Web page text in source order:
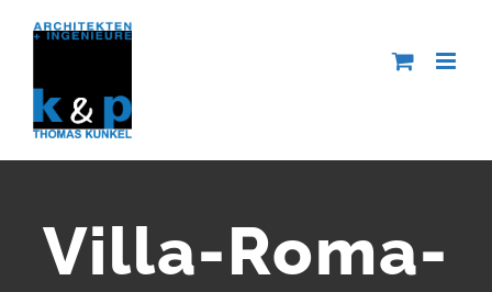
springen
Villa-Roma-